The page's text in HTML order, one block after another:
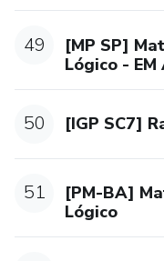
49
[MP SP]
Lógico - EM
50 [IGP SC7]
51
[PM-BA]
Lógico